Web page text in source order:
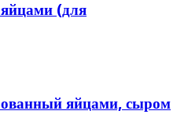
яйцами (для
яйцами, сыром